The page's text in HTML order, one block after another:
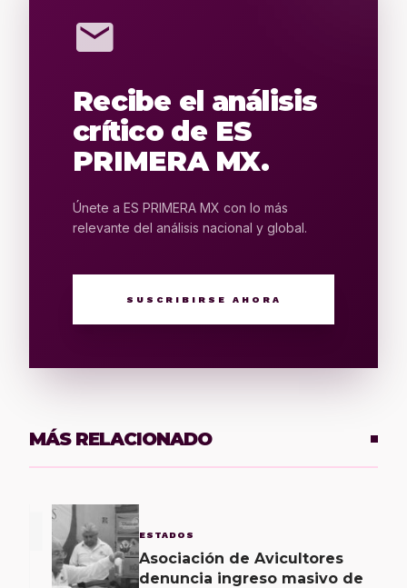
mail
Recibe el análisis
crítico de ES
PRIMERA MX.
Únete a ES PRIMERA MX con lo más
relevante del análisis nacional y global.
SUSCRIBIRSE AHORA
MÁS RELACIONADO
ESTADOS
Asociación de Avicultores
denuncia ingreso masivo de